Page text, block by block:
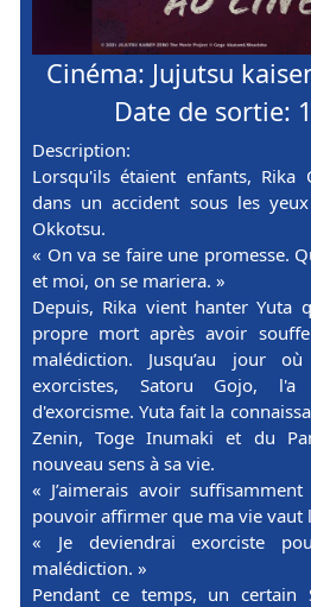
Cinéma: Jujutsu
Date de sortie:
Description:
Lorsqu'ils étaient enfants,
dans un accident sous les
Okkotsu.
« On va se faire une promesse.
et moi, on se mariera. »
Depuis, Rika vient hanter Yuta
propre mort après avoir
malédiction. Jusqu’au jour
exorcistes, Satoru Gojo, l'a
d'exorcisme. Yuta fait la
Zenin, Toge Inumaki et du
nouveau sens à sa vie.
« J’aimerais avoir
pouvoir affirmer que ma vie vaut
« Je deviendrai exorciste
malédiction. »
Pendant ce temps, un certain